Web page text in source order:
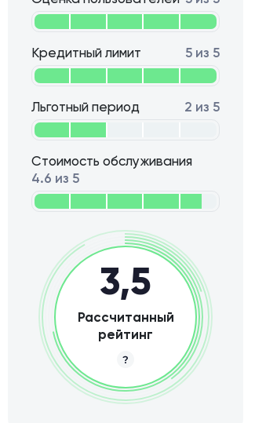
Кредитный лимит 5 из 5
Льготный период 2 из 5
Стоимость обслуживания
4.6 из 5
3,5
Рассчитанный
рейтинг